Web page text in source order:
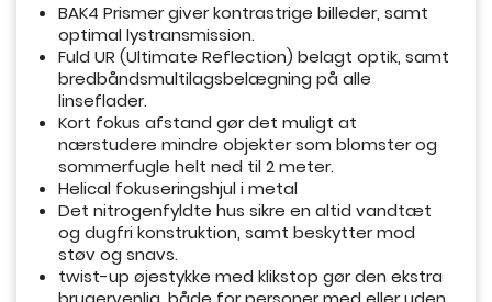
BAK4 Prismer giver kontrastrige billeder, samt
optimal lystransmission.
Fuld UR (Ultimate Reflection) belagt optik, samt
bredbåndsmultilagsbelægning på alle
linseflader.
Kort fokus afstand gør det muligt at
nærstudere mindre objekter som blomster og
sommerfugle helt ned til 2 meter.
Helical fokuseringshjul i metal
Det nitrogenfyldte hus sikre en altid vandtæt
og dugfri konstruktion, samt beskytter mod
støv og snavs.
twist-up øjestykke med klikstop gør den ekstra